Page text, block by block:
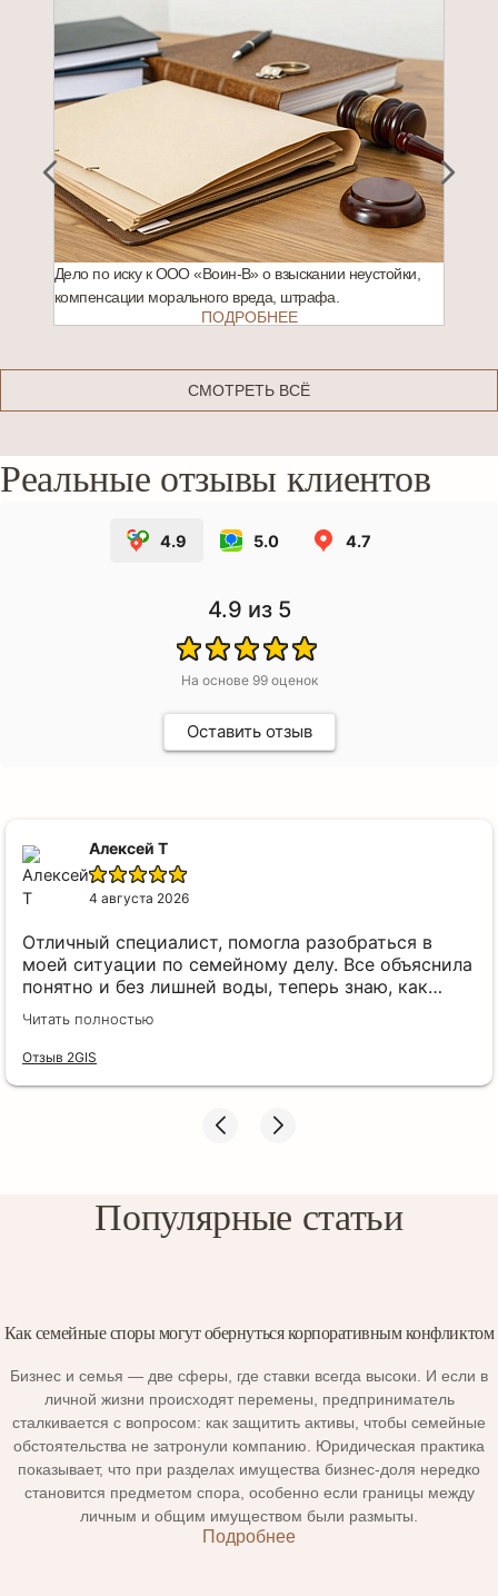
Дело по иску к ООО «Воин-В» о взыскании неустойки,
компенсации морального вреда, штрафа.
ПОДРОБНЕЕ
СМОТРЕТЬ ВСЁ
Реальные отзывы клиентов
4.9 5.0 4.7
4.9 из 5
На основе 99оценок
Оставить отзыв
Алексей Т
4 августа 2026
Отличный специалист, помогла разобраться в
моей ситуации по семейному делу. Все объяснила
понятно и без лишней воды, теперь знаю, как
действовать дальше. Очень благодарен за
оперативную помощь и внимательное отношение.
Читать полностью
Отзыв 2GIS
Популярные статьи
Как семейные споры могут обернуться корпоративным конфликтом
Бизнес и семья — две сферы, где ставки всегда высоки. И если в
личной жизни происходят перемены, предприниматель
сталкивается с вопросом: как защитить активы, чтобы семейные
обстоятельства не затронули компанию. Юридическая практика
показывает, что при разделах имущества бизнес-доля нередко
становится предметом спора, особенно если границы между
личным и общим имуществом были размыты.
Подробнее